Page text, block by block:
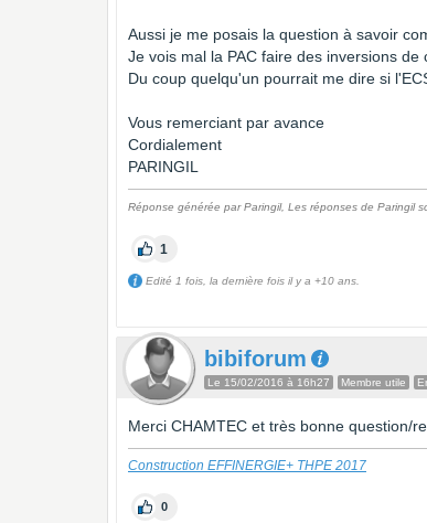
Aussi je me posais la question à savoir
Je vois mal la PAC faire des inversions de
Du coup quelqu'un pourrait me dire si
Vous remerciant par avance
Cordialement
PARINGIL
Réponse générée par Paringil, Les réponses de Paringil
1
Edité 1 fois, la dernière fois il y a +10 ans.
bibiforum
Le 15/02/2016 à 16h27 Membre utile
Merci CHAMTEC et très bonne question/
Construction EFFINERGIE+ THPE 2017
0